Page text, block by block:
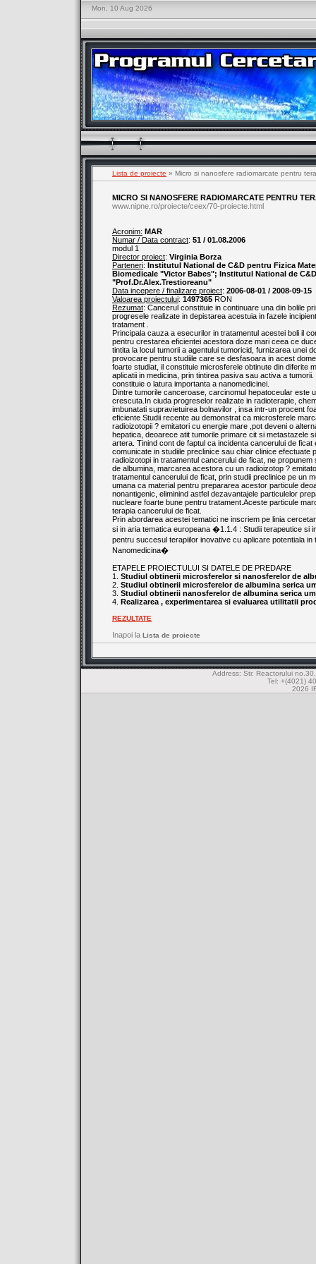
Mon, 10 Aug 2026
Lista de proiecte » Micro si nanosfere radiomarcate pentru
MICRO SI NANOSFERE RADIOMARCATE PENTRU
www.nipne.ro/proiecte/ceex/70-proiecte.html
Acronim: MAR
Numar / Data contract: 51 / 01.08.2006
modul 1
Director proiect: Virginia Borza
Parteneri: Institutul National de C&D pentru Fizica
Biomedicale "Victor Babes"; Institutul National de
"Prof.Dr.Alex.Trestioreanu"
Data incepere / finalizare proiect: 2006-08-01 / 2008-09-15
Valoarea proiectului: 1497365 RON
Rezumat: Cancerul constituie in continuare una din bolile
progresele realizate in depistarea acestuia in fazele
tratament .
Principala cauza a esecurilor in tratamentul acestei boli il
pentru crestarea eficientei acestora doze mari ceea ce
tintita la locul tumorii a agentului tumoricid, furnizarea unei
provocare pentru studiile care se desfasoara in acest
foarte studiat, il constituie microsferele obtinute din diferite
aplicatii in medicina, prin tintirea pasiva sau activa a
constituie o latura importanta a nanomedicinei.
Dintre tumorile canceroase, carcinomul hepatoceular este
crescuta.In ciuda progreselor realizate in radioterapie,
imbunatati supravietuirea bolnavilor , insa intr-un procent
eficiente Studii recente au demonstrat ca microsferele
radioizotopii ? emitatori cu energie mare ,pot deveni o
hepatica, deoarece atit tumorile primare cit si metastazele
artera. Tinind cont de faptul ca incidenta cancerului de
comunicate in studiile preclinice sau chiar clinice
radioizotopi in tratamentul cancerului de ficat, ne
de albumina, marcarea acestora cu un radioizotop ?
tratamentul cancerului de ficat, prin studii preclinice pe un
umana ca material pentru prepararea acestor particule
nonantigenic, eliminind astfel dezavantajele particulelor
nucleare foarte bune pentru tratament.Aceste particule
terapia cancerului de ficat.
Prin abordarea acestei tematici ne inscriem pe linia
si in aria tematica europeana �1.1.4 : Studii terapeutice si
pentru succesul terapiilor inovative cu aplicare potentiala
Nanomedicina�
ETAPELE PROIECTULUI SI DATELE DE PREDARE
1. Studiul obtinerii microsferelor si nanosferelor de
2. Studiul obtinerii microsferelor de albumina serica
3. Studiul obtinerii nanosferelor de albumina serica
4. Realizarea , experimentarea si evaluarea utilitatii
REZULTATE
Inapoi la Lista de proiecte
Address: Str. Reactorului
Tel: +(4021)
2026